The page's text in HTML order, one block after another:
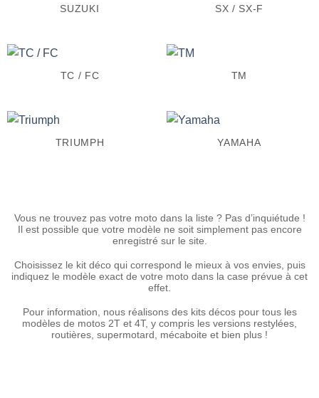
SUZUKI SX / SX-F
TC / FC TM
TRIUMPH YAMAHA
Vous ne trouvez pas votre moto dans la liste ? Pas d’inquiétude !
Il est possible que votre modèle ne soit simplement pas encore
enregistré sur le site.
Choisissez le kit déco qui correspond le mieux à vos envies, puis
indiquez le modèle exact de votre moto dans la case prévue à cet
effet.
Pour information, nous réalisons des kits décos pour tous les
modèles de motos 2T et 4T, y compris les versions restylées,
routières, supermotard, mécaboite et bien plus !